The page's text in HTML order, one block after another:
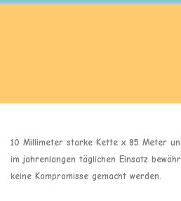
10 Millimeter starke Kette x 85 Meter
im jahrenlangen täglichen Einsatz
keine Kompromisse gemacht werden.